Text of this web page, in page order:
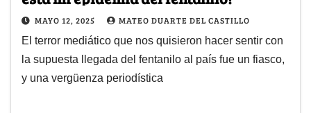
MAYO 12, 2025 MATEO DUARTE DEL CASTILLO
El terror mediático que nos quisieron hacer sentir con
la supuesta llegada del fentanilo al país fue un fiasco,
y una vergüenza periodística